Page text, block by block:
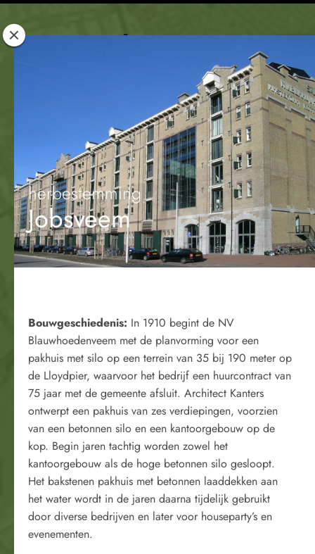
Rotterdam
herbestemming
Jobsveem
Bouwgeschiedenis: In 1910 begint de NV
Blauwhoedenveem met de planvorming voor een
pakhuis met silo op een terrein van 35 bij 190 meter op
de Lloydpier, waarvoor het bedrijf een huurcontract van
75 jaar met de gemeente afsluit. Architect Kanters
ontwerpt een pakhuis van zes verdiepingen, voorzien
van een betonnen silo en een kantoorgebouw op de
kop. Begin jaren tachtig worden zowel het
kantoorgebouw als de hoge betonnen silo gesloopt.
Het bakstenen pakhuis met betonnen laaddekken aan
het water wordt in de jaren daarna tijdelijk gebruikt
door diverse bedrijven en later voor houseparty’s en
evenementen.